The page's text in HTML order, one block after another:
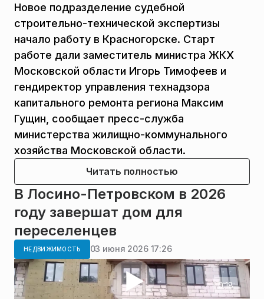
Новое подразделение судебной
строительно-технической экспертизы
начало работу в Красногорске. Старт
работе дали заместитель министра ЖКХ
Московской области Игорь Тимофеев и
гендиректор управления технадзора
капитального ремонта региона Максим
Гущин, сообщает пресс-служба
министерства жилищно-коммунального
хозяйства Московской области.
Читать полностью
В Лосино-Петровском в 2026
году завершат дом для
переселенцев
НЕДВИЖИМОСТЬ 03 июня 2026 17:26
0:18